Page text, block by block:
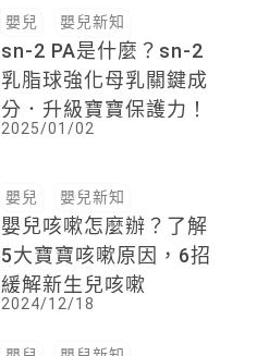
嬰兒 嬰兒新知
sn-2 PA是什麼？sn-2
乳脂球強化母乳關鍵成
分．升級寶寶保護力！
2025/01/02
嬰兒 嬰兒新知
嬰兒咳嗽怎麼辦？了解
5大寶寶咳嗽原因，6招
緩解新生兒咳嗽
2024/12/18